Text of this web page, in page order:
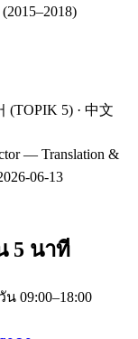
(TOPIK 5) · 中文
— Translation &
06-13
5 นาที
09:00–18:00